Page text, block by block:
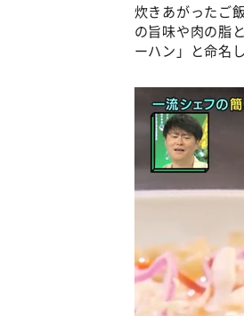
炊きあがったご
の旨味や肉の脂
ーハン」と命名し